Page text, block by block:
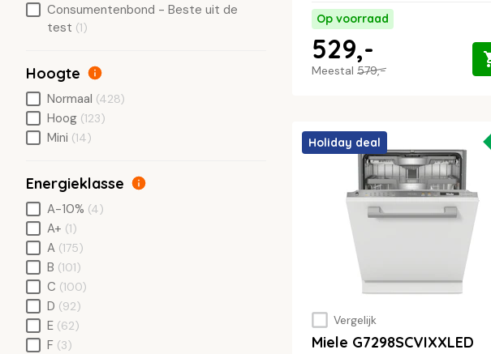
Op voorraad
Meestal 579,-
529,-
Holiday deal
Vergelijk
Miele G7298SCVIXXLED
Consumentenbond - Beste uit de
test (1)
Hoogte
Normaal (428)
Hoog (123)
Mini (14)
Energieklasse
A-10% (4)
A+ (1)
A (175)
B (101)
C (100)
D (92)
E (62)
F (3)